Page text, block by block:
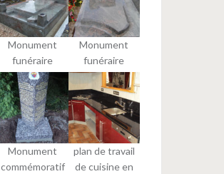
Monument
funéraire
Monument
funéraire
Monument
commémoratif
plan de travail
de cuisine en